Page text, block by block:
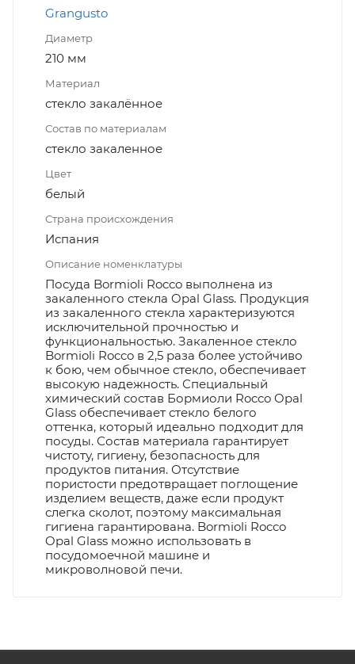
Grangusto
Диаметр
210 мм
Материал
стекло закалённое
Состав по материалам
стекло закаленное
Цвет
белый
Страна происхождения
Испания
Описание номенклатуры
Посуда Bormioli Rocco выполнена из
закаленного стекла Opal Glass. Продукция
из закаленного стекла характеризуются
исключительной прочностью и
функциональностью. Закаленное стекло
Bormioli Rocco в 2,5 раза более устойчиво
к бою, чем обычное стекло, обеспечивает
высокую надежность. Специальный
химический состав Бормиоли Rocco Opal
Glass обеспечивает стекло белого
оттенка, который идеально подходит для
посуды. Состав материала гарантирует
чистоту, гигиену, безопасность для
продуктов питания. Отсутствие
пористости предотвращает поглощение
изделием веществ, даже если продукт
слегка сколот, поэтому максимальная
гигиена гарантирована. Bormioli Rocco
Opal Glass можно использовать в
посудомоечной машине и
микроволновой печи.